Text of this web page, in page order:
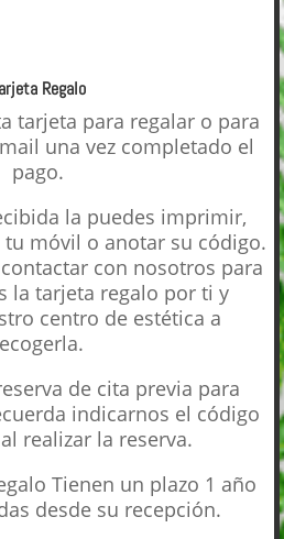
Regalo
tarjeta para regalar o para
una vez completado el
pago.
la puedes imprimir,
móvil o anotar su código.
con nosotros para
la tarjeta regalo por ti y
centro de estética a
de cita previa para
indicarnos el código
realizar la reserva.
Tienen un plazo 1 año
desde su recepción.